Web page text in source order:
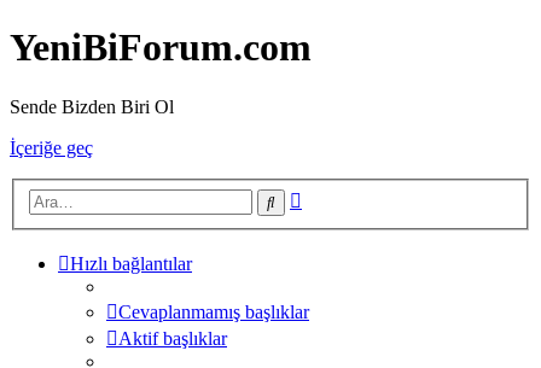
YeniBiForum.com
Sende Bizden Biri Ol
İçeriğe geç
Ara
Hızlı bağlantılar
Cevaplanmamış başlıklar
Aktif başlıklar